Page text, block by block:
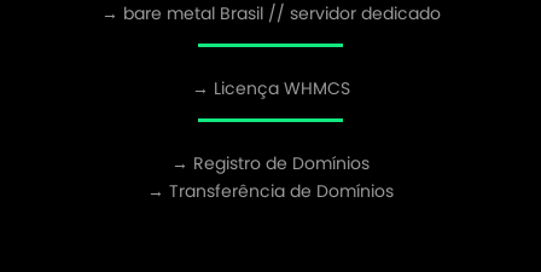
→ bare metal Brasil // servidor dedicado
→ Licença WHMCS
→ Registro de Domínios
→ Transferência de Domínios